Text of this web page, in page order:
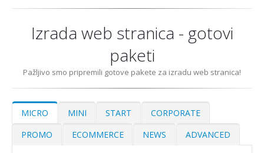
Izrada web stranica - gotovi
paketi
Pažljivo smo pripremili gotove pakete za izradu web stranica!
MICRO MINI START
CORPORATE
PROMO
ECOMMERCE NEWS ADVANCED